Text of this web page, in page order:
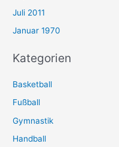
Juli 2011
Januar 1970
Kategorien
Basketball
Fußball
Gymnastik
Handball